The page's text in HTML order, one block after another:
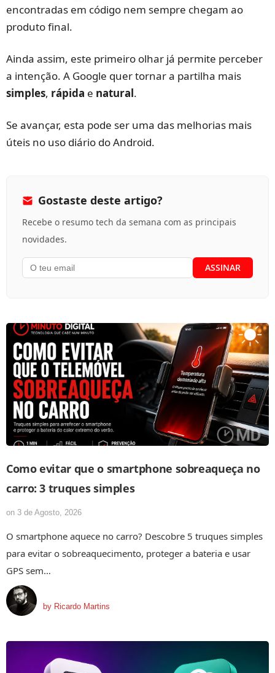
encontradas em código nem sempre chegam ao
produto final.
Ainda assim, este primeiro olhar já permite perceber
a intenção. A Google quer tornar a partilha mais
simples, rápida e natural.
Se avançar, esta pode ser uma das melhorias mais
úteis no uso diário do Android.
Gostaste deste artigo?
Recebe o resumo tech da semana com as principais
novidades.
Como evitar que o smartphone sobreaqueça no
carro: 3 truques simples
on 3 de Agosto, 2026
O smartphone aquece no carro? Descobre 5 truques simples
para evitar o sobreaquecimento, proteger a bateria e usar
GPS sem…
by Ricardo Martins